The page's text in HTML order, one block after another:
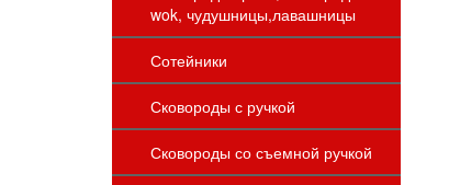
wok, чудушницы,лавашницы
Сотейники
Сковороды с ручкой
Сковороды со съемной ручкой